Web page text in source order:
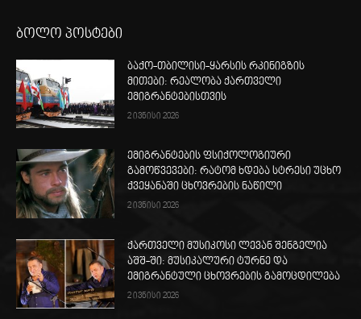
ბოლო პოსტები
ბაქო-თბილისი-ყარსის რკინიგზის
მითები: რეალობა ქართველი
ემიგრანტებისთვის
2 ივნისი 2026
ემიგრანტების ფსიქოლოგიური
გამოწვევები: რატომ ხდება სტრესი უცხო
ქვეყანაში ცხოვრების ნაწილი
2 ივნისი 2026
ქართველი მუსიკოსი ლევან შენგელია
აშშ-ში: მუსიკალური ტურნე და
ემიგრანტული ცხოვრების გამოცდილება
2 ივნისი 2026